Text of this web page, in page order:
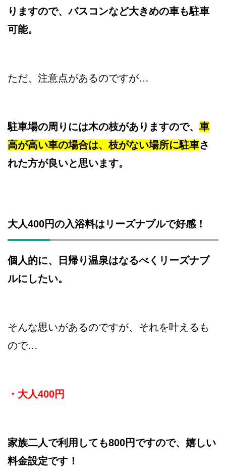
りますので、バスコンなど大きめの車も駐車
可能。
ただ、注意点があるのですが…
駐車場の周りには木の枝がありますので、 車
高が高い車の場合は、枝がない場所に駐車さ
れた方が良いと思います。
大人400円の入浴料はリーズナブルで好感！
個人的に、日帰り温泉はなるべくリーズナブ
ルにしたい。
そんな思いがあるのですが、それを叶えるも
ので…
・大人400円
家族二人で利用しても800円ですので、嬉しい
料金設定です！